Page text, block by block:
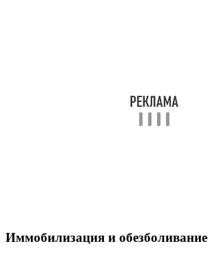
Иммобилизация и обезболивание